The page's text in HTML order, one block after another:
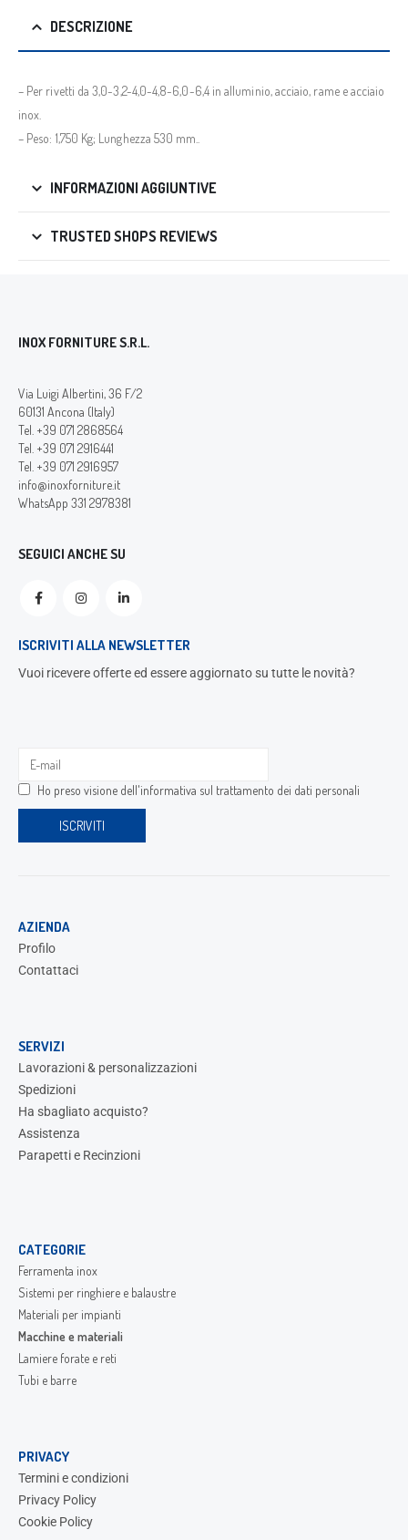
DESCRIZIONE
– Per rivetti da 3,0-3,2-4,0-4,8-6,0-6,4 in alluminio, acciaio, rame e acciaio
inox.
– Peso: 1,750 Kg; Lunghezza 530 mm..
INFORMAZIONI AGGIUNTIVE
TRUSTED SHOPS REVIEWS
INOX FORNITURE S.R.L.
Via Luigi Albertini, 36 F/2
60131 Ancona (Italy)
Tel. +39 071 2868564
Tel. +39 071 2916441
Tel. +39 071 2916957
info@inoxforniture.it
WhatsApp 331 2978381
SEGUICI ANCHE SU
ISCRIVITI ALLA NEWSLETTER
Vuoi ricevere offerte ed essere aggiornato su tutte le novità?
Ho preso visione dell'informativa sul trattamento dei dati personali
AZIENDA
Profilo
Contattaci
SERVIZI
Lavorazioni & personalizzazioni
Spedizioni
Ha sbagliato acquisto?
Assistenza
Parapetti e Recinzioni
CATEGORIE
Ferramenta inox
Sistemi per ringhiere e balaustre
Materiali per impianti
Macchine e materiali
Lamiere forate e reti
Tubi e barre
PRIVACY
Termini e condizioni
Privacy Policy
Cookie Policy